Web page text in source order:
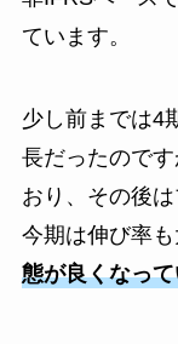
ています。
少し前までは4
長だったので
おり、その後
今期は伸び率も
態が良くなっ